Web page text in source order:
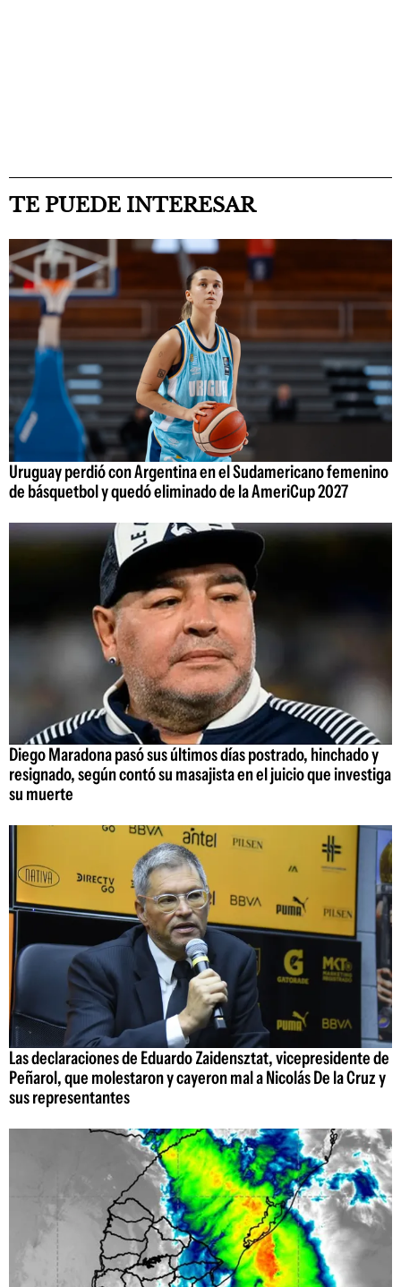
TE PUEDE INTERESAR
Uruguay perdió con Argentina en el Sudamericano femenino
de básquetbol y quedó eliminado de la AmeriCup 2027
Diego Maradona pasó sus últimos días postrado, hinchado y
resignado, según contó su masajista en el juicio que investiga
su muerte
Las declaraciones de Eduardo Zaidensztat, vicepresidente de
Peñarol, que molestaron y cayeron mal a Nicolás De la Cruz y
sus representantes